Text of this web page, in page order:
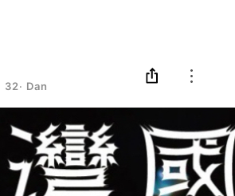
32‧ Dancer 瑜伽 錄音室 攝影棚